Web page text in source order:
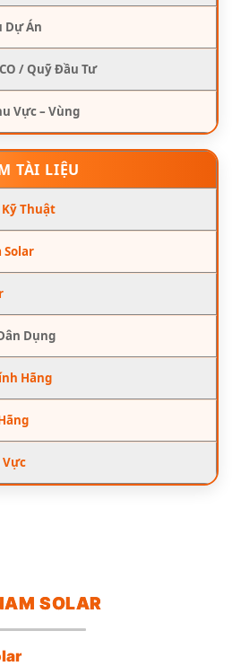
Dự Án
/ Quỹ Đầu Tư
Vực – Vùng
TÀI LIỆU
Thuật
Solar
Dụng
Hãng
Vực
SOLAR